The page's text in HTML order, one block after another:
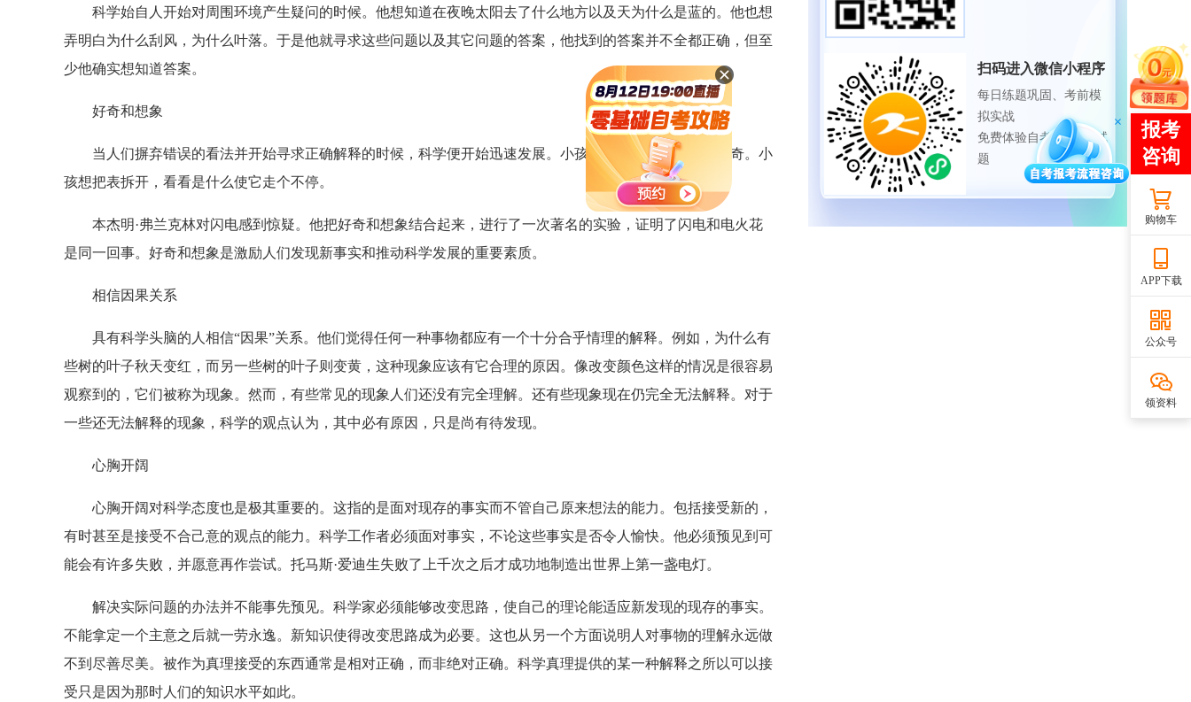
科学始自人开始对周围环境产生疑问的时候。他想知道在夜晚太阳去了什么地方以及天为什么是蓝的。他也想
弄明白为什么刮风，为什么叶落。于是他就寻求这些问题以及其它问题的答案，他找到的答案并不全都正确，但至
少他确实想知道答案。
好奇和想象
当人们摒弃错误的看法并开始寻求正确解释的时候，科学便开始迅速发展。小孩对物件怎样活动感到好奇。小
孩想把表拆开，看看是什么使它走个不停。
本杰明·弗兰克林对闪电感到惊疑。他把好奇和想象结合起来，进行了一次著名的实验，证明了闪电和电火花
是同一回事。好奇和想象是激励人们发现新事实和推动科学发展的重要素质。
相信因果关系
具有科学头脑的人相信“因果”关系。他们觉得任何一种事物都应有一个十分合乎情理的解释。例如，为什么有
些树的叶子秋天变红，而另一些树的叶子则变黄，这种现象应该有它合理的原因。像改变颜色这样的情况是很容易
观察到的，它们被称为现象。然而，有些常见的现象人们还没有完全理解。还有些现象现在仍完全无法解释。对于
一些还无法解释的现象，科学的观点认为，其中必有原因，只是尚有待发现。
心胸开阔
心胸开阔对科学态度也是极其重要的。这指的是面对现存的事实而不管自己原来想法的能力。包括接受新的，
有时甚至是接受不合己意的观点的能力。科学工作者必须面对事实，不论这些事实是否令人愉快。他必须预见到可
能会有许多失败，并愿意再作尝试。托马斯·爱迪生失败了上千次之后才成功地制造出世界上第一盏电灯。
解决实际问题的办法并不能事先预见。科学家必须能够改变思路，使自己的理论能适应新发现的现存的事实。
不能拿定一个主意之后就一劳永逸。新知识使得改变思路成为必要。这也从另一个方面说明人对事物的理解永远做
不到尽善尽美。被作为真理接受的东西通常是相对正确，而非绝对正确。科学真理提供的某一种解释之所以可以接
受只是因为那时人们的知识水平如此。
扫码进入微信小程序
每日练题巩固、考前模
拟实战
免费体验自考365海量试
题
购物车
APP下载
公众号
领资料